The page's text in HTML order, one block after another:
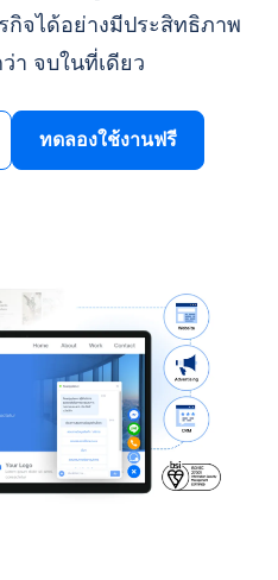
จได้อย่างมีประสิทธิภาพ
า จบในที่เดียว
ทดลองใช้งานฟรี